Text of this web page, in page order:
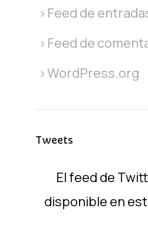
Feed de
Feed de
WordPress.org
Tweets
El feed de
disponible en